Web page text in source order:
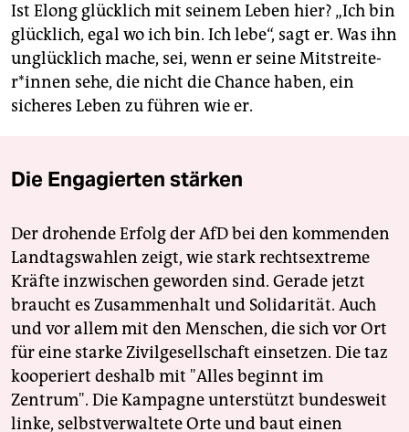
Ist Elong glücklich mit seinem Leben hier? „Ich bin
glücklich, egal wo ich bin. Ich lebe“, sagt er. Was ihn
unglücklich mache, sei, wenn er seine Mit­strei­te­
r*in­nen sehe, die nicht die Chance haben, ein
sicheres Leben zu führen wie er.
Die Engagierten stärken
Der drohende Erfolg der AfD bei den kommenden
Landtagswahlen zeigt, wie stark rechtsextreme
Kräfte inzwischen geworden sind. Gerade jetzt
braucht es Zusammenhalt und Solidarität. Auch
und vor allem mit den Menschen, die sich vor Ort
für eine starke Zivilgesellschaft einsetzen. Die taz
kooperiert deshalb mit "Alles beginnt im
Zentrum". Die Kampagne unterstützt bundesweit
linke, selbstverwaltete Orte und baut einen